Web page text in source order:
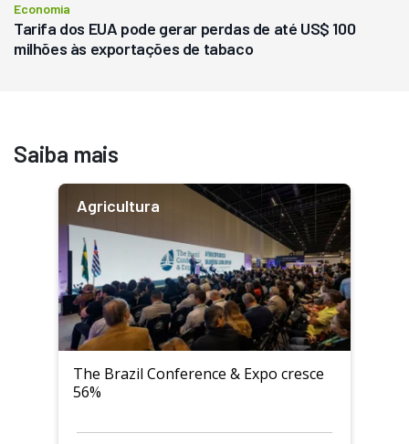
Economia
Tarifa dos EUA pode gerar perdas de até US$ 100
milhões às exportações de tabaco
Saiba mais
Agricultura
The Brazil Conference & Expo cresce
56%